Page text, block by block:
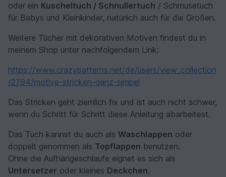
oder ein Kuscheltuch / Schnullertuch / Schmusetuch
für Babys und Kleinkinder, natürlich auch für die Großen.
Weitere Tücher mit dekorativen Motiven findest du in
meinem Shop unter nachfolgendem Link:
https://www.crazypatterns.net/de/users/view_collection
/2794/motive-stricken-ganz-simpel
Das Stricken geht ziemlich fix und ist auch nicht schwer,
wenn du Schritt für Schritt diese Anleitung abarbeitest.
Das Tuch kannst du auch als Waschlappen oder
doppelt genommen als Topflappen benutzen.
Ohne die Aufhängeschlaufe eignet es sich als
Untersetzer oder kleines Deckchen.